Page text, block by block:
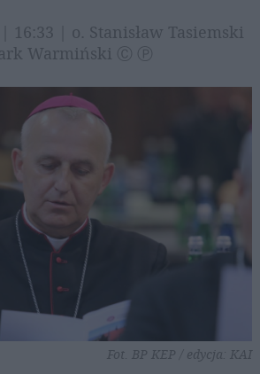
16:33 | o. Stanisław Tasiemski
Warmiński Ⓒ Ⓟ
Fot. BP KEP / edycja: KAI